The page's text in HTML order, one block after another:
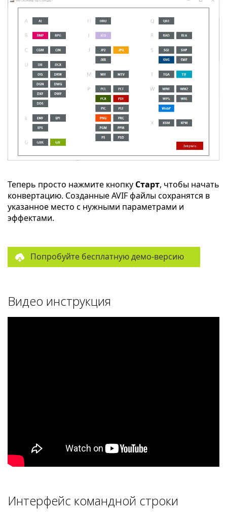
Теперь просто нажмите кнопку Старт, чтобы начать
конвертацию. Созданные AVIF файлы сохранятся в
указанное место с нужными параметрами и
эффектами.
Попробуйте бесплатную демо-версию
Видео инструкция
Интерфейс командной строки